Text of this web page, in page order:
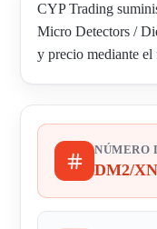
CYP Trading
Micro Detectors /
y precio mediante
NÚMERO
DM2/